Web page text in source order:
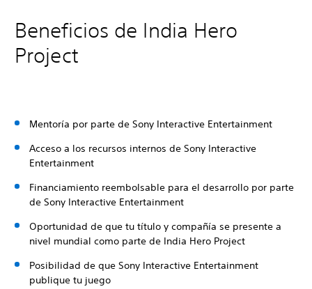
Beneficios de India Hero
Project
Mentoría por parte de Sony Interactive Entertainment
Acceso a los recursos internos de Sony Interactive
Entertainment
Financiamiento reembolsable para el desarrollo por parte
de Sony Interactive Entertainment
Oportunidad de que tu título y compañía se presente a
nivel mundial como parte de India Hero Project
Posibilidad de que Sony Interactive Entertainment
publique tu juego